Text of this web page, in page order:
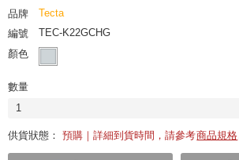
品牌
Tecta
編號
TEC-K22GCHG
顏色
數量
1
供貨狀態： 預購｜詳細到貨時間，請參考商品規格